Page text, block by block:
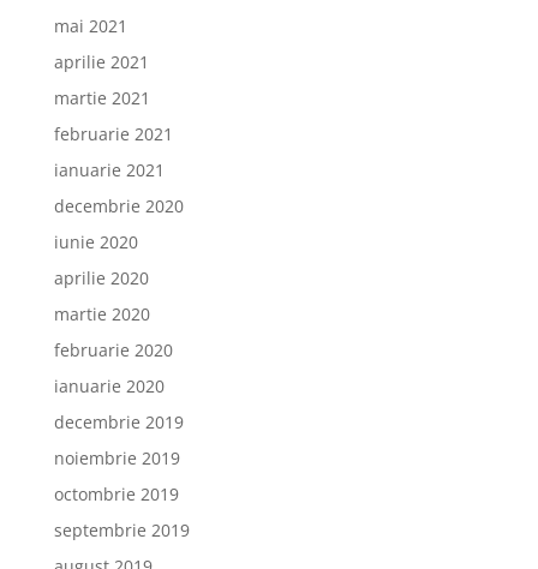
mai 2021
aprilie 2021
martie 2021
februarie 2021
ianuarie 2021
decembrie 2020
iunie 2020
aprilie 2020
martie 2020
februarie 2020
ianuarie 2020
decembrie 2019
noiembrie 2019
octombrie 2019
septembrie 2019